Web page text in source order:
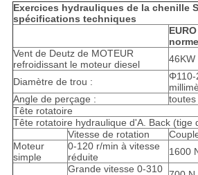
Exercices hydrauliques de la chenille
spécifications techniques
EURO
Vent de Deutz de MOTEUR
refroidissant le moteur diesel
46KW
Diamètre de trou :
Φ110-
Angle de perçage :
toutes
Tête rotatoire
Tête rotatoire hydraulique d'A. Back (tige
Vitesse de rotation
Moteur
simple
0-120 r/min à vitesse
réduite
1600
Grande vitesse 0-310